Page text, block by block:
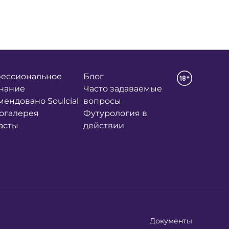
Soulcial
Блог
Часто задаваемые
вопросы
Футурология в
действии
Документы